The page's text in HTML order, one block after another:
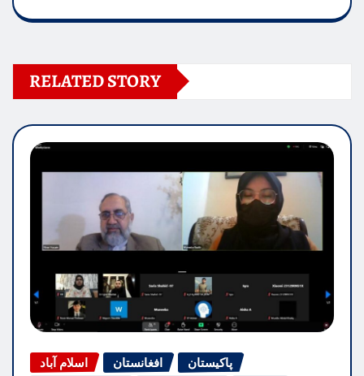
RELATED STORY
اسلام آباد افغانستان
پاکیستان